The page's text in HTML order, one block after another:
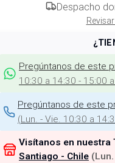
Despacho
Pregúntanos de este
10:30 a 14:30 - 15:00
Pregúntanos de este
(Lun. - Vie. 10:30 a
Visítanos en nuestra
Santiago - Chile (